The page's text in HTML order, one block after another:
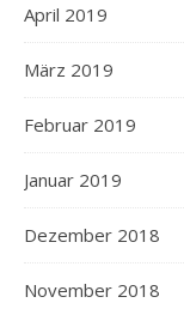
April 2019
März 2019
Februar 2019
Januar 2019
Dezember 2018
November 2018